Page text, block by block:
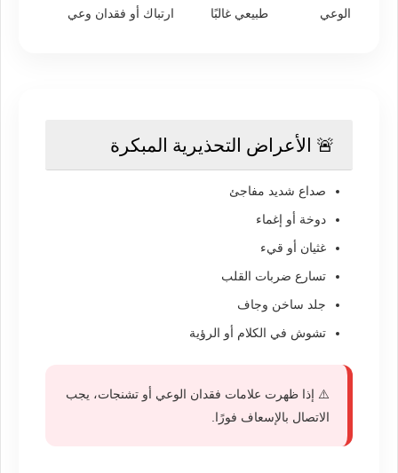
الوعي
طبيعي غالبًا ارتباك أو فقدان وعي
🚨 الأعراض التحذيرية المبكرة
صداع شديد مفاجئ
دوخة أو إغماء
غثيان أو قيء
تسارع ضربات القلب
جلد ساخن وجاف
تشوش في الكلام أو الرؤية
⚠️ إذا ظهرت علامات فقدان الوعي أو تشنجات، يجب
الاتصال بالإسعاف فورًا.